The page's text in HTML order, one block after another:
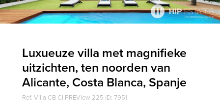
Luxueuze villa met magnifieke
uitzichten, ten noorden van
Alicante, Costa Blanca, Spanje
Ref. Villa CB CI PREView 225 ID: 7951